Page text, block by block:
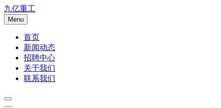
Skip
to
content
九亿重工
Menu
首页
新闻动态
招聘中心
关于我们
联系我们